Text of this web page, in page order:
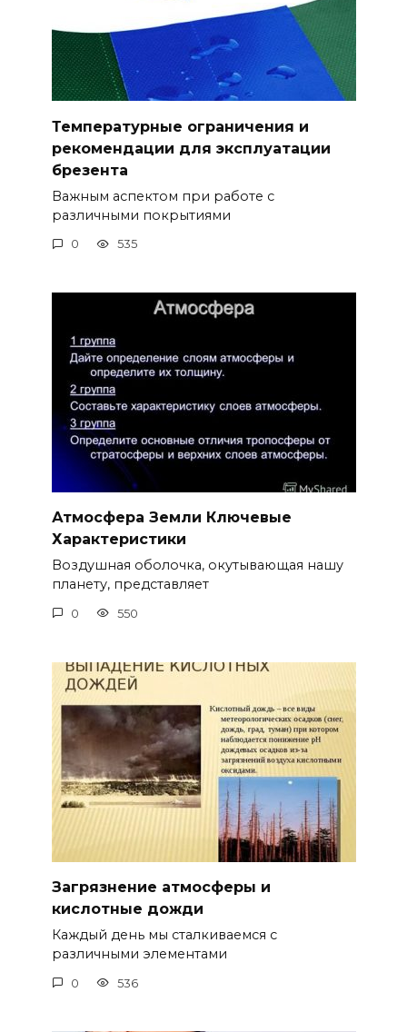
Температурные ограничения и
рекомендации для эксплуатации
брезента
Важным аспектом при работе с
различными покрытиями
0 535
Атмосфера Земли Ключевые
Характеристики
Воздушная оболочка, окутывающая нашу
планету, представляет
0 550
Загрязнение атмосферы и
кислотные дожди
Каждый день мы сталкиваемся с
различными элементами
0 536